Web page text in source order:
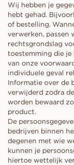
Wij hebben je
hebt gehad.
of bestelling.
verwerken, passen
rechtsgrondslag
toestemming die
van onze
individuele geval
Informatie over de
verwijderd zodra
worden bewaard
product.
De
bedrijven binnen
degenen met wie
kunnen je
hiertoe wettelijk